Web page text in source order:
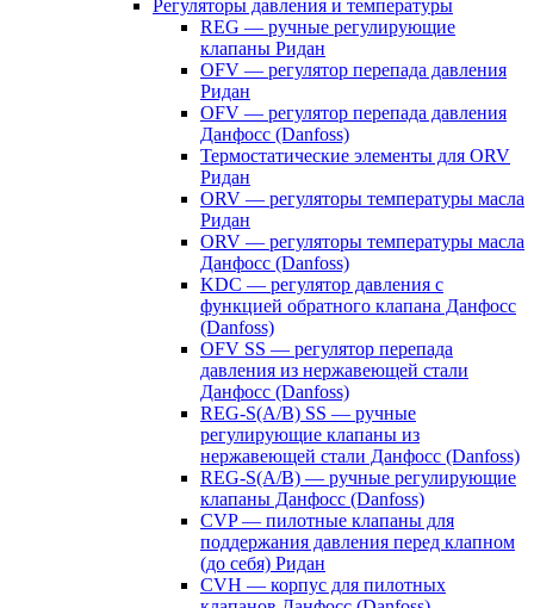
Регуляторы давления и температуры
REG — ручные регулирующие
клапаны Ридан
OFV — регулятор перепада давления
Ридан
OFV — регулятор перепада давления
Данфосс (Danfoss)
Термостатические элементы для ORV
Ридан
ORV — регуляторы температуры масла
Ридан
ORV — регуляторы температуры масла
Данфосс (Danfoss)
KDC — регулятор давления с
функцией обратного клапана Данфосс
(Danfoss)
OFV SS — регулятор перепада
давления из нержавеющей стали
Данфосс (Danfoss)
REG-S(A/B) SS — ручные
регулирующие клапаны из
нержавеющей стали Данфосс (Danfoss)
REG-S(A/B) — ручные регулирующие
клапаны Данфосс (Danfoss)
CVP — пилотные клапаны для
поддержания давления перед клапном
(до себя) Ридан
CVH — корпус для пилотных